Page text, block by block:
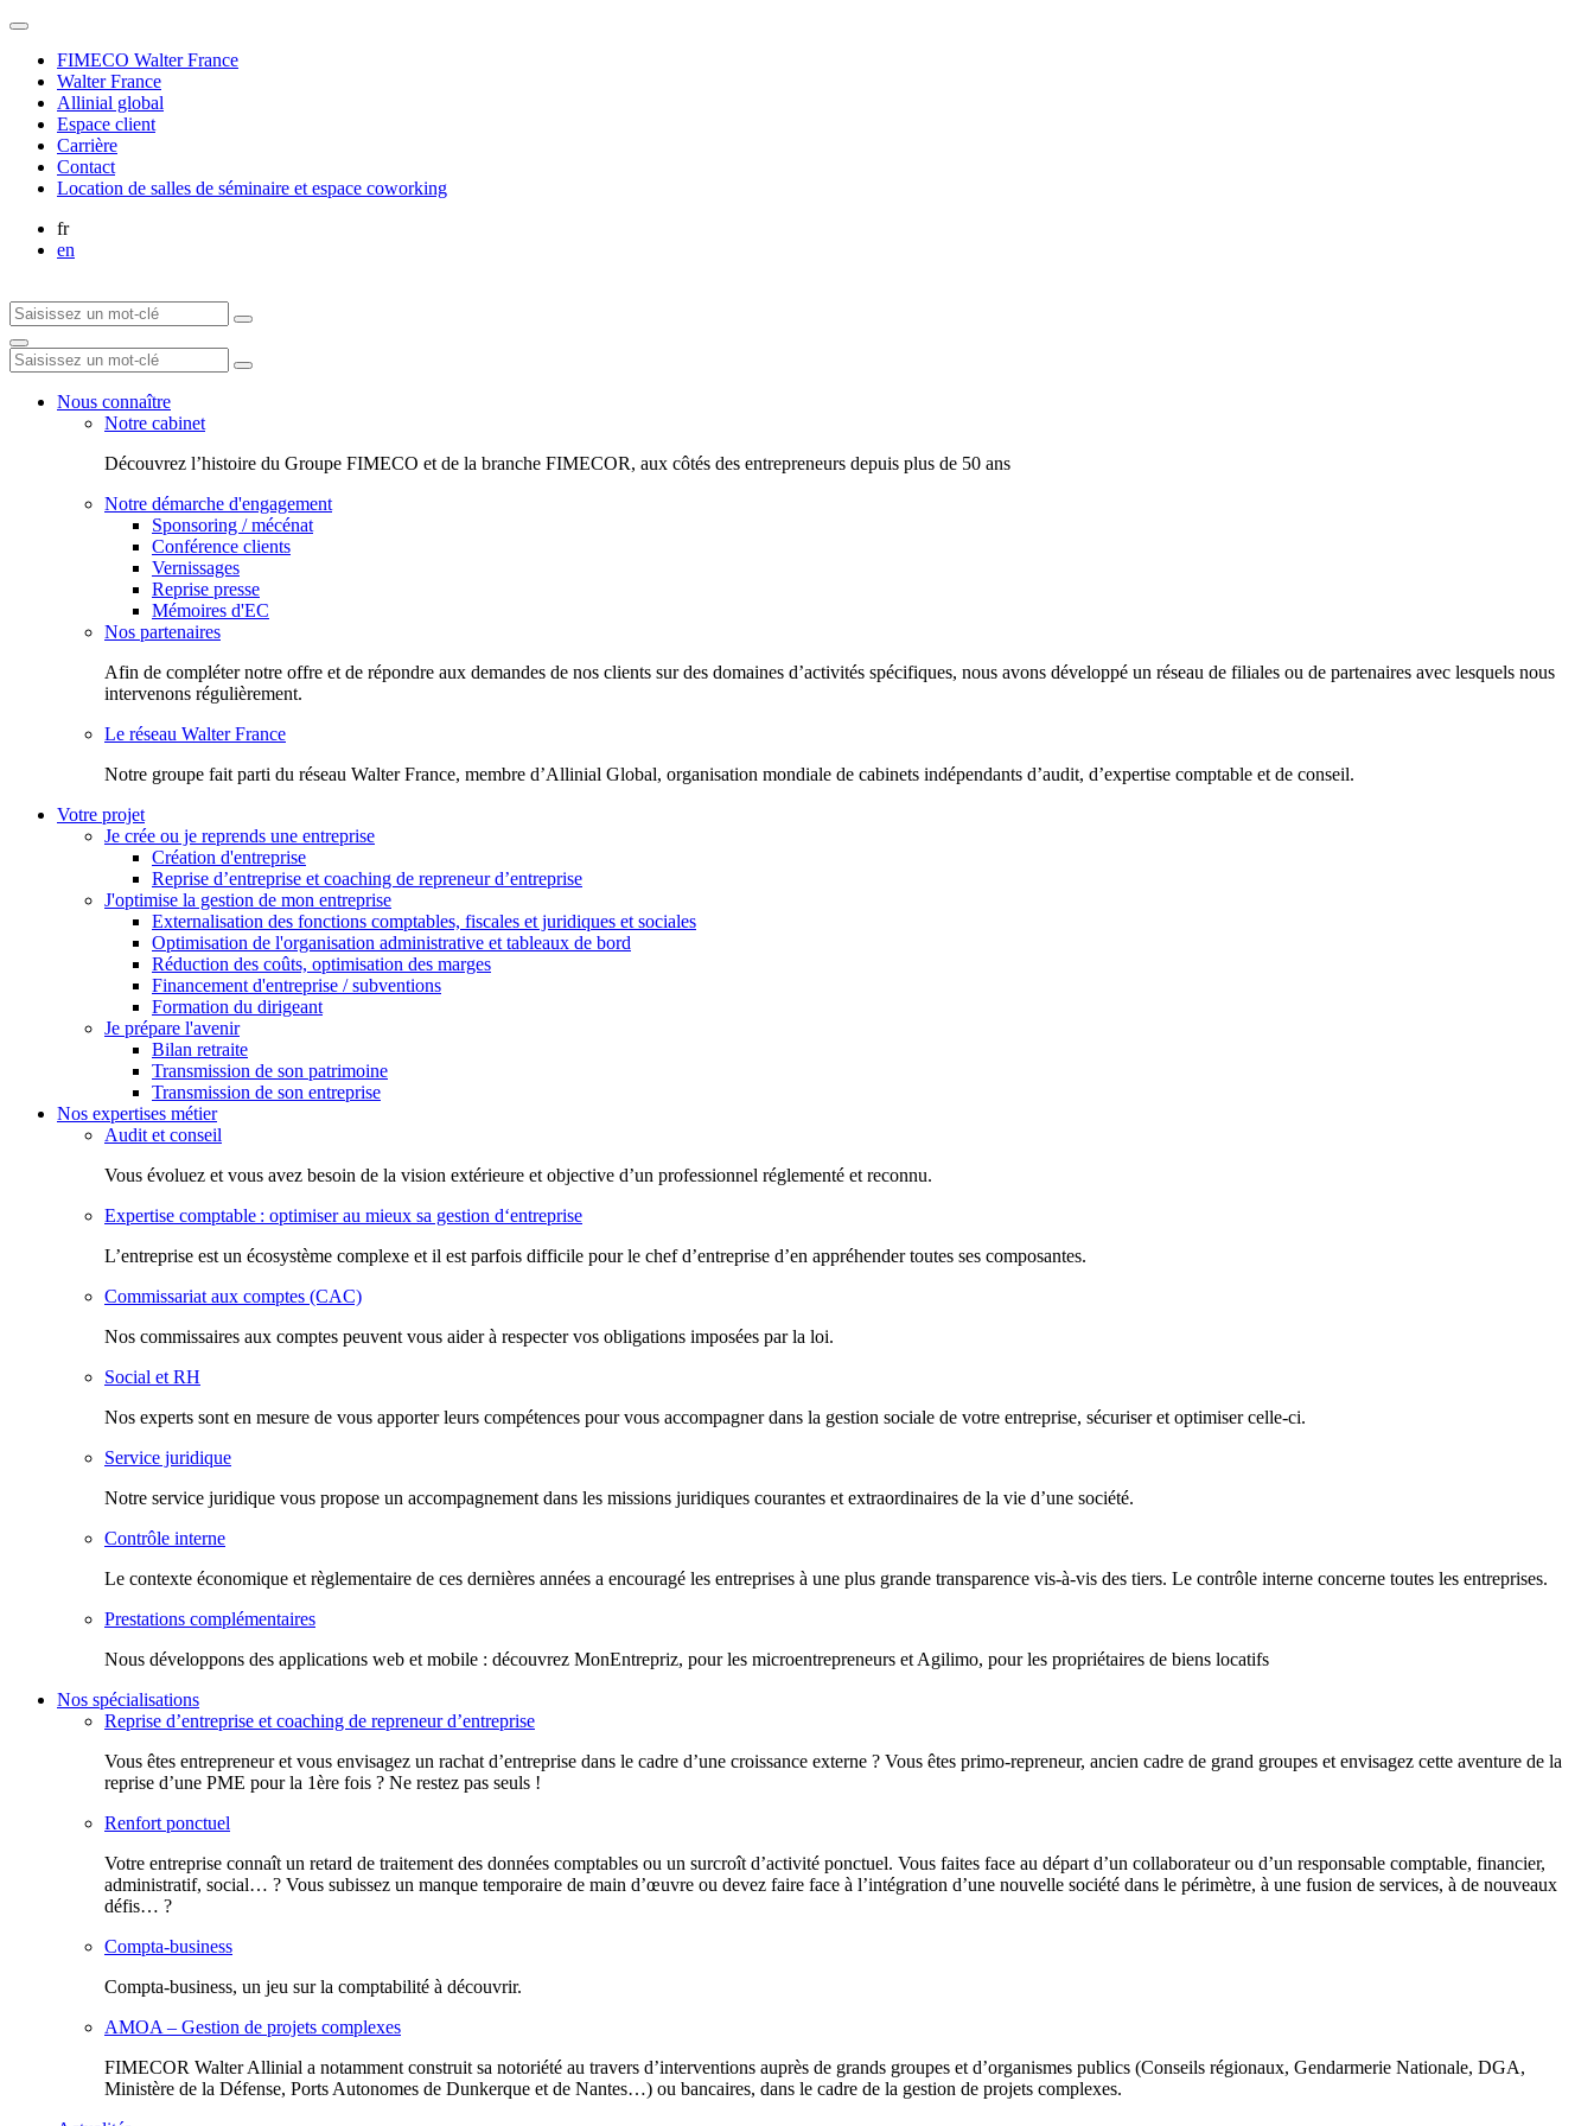
FIMECO Walter France
Walter France
Allinial global
Espace client
Carrière
Contact
Location de salles de séminaire et espace coworking
fr
en
Nous connaître
Notre cabinet
Découvrez l’histoire du Groupe FIMECO et de la branche FIMECOR, aux côtés des entrepreneurs depuis plus de 50 ans
Notre démarche d'engagement
Sponsoring / mécénat
Conférence clients
Vernissages
Reprise presse
Mémoires d'EC
Nos partenaires
Afin de compléter notre offre et de répondre aux demandes de nos clients sur des domaines d’activités spécifiques, nous avons développé un réseau de filiales ou de partenaires avec lesquels nous
intervenons régulièrement.
Le réseau Walter France
Notr​e groupe fait parti du réseau Walter France, membre d’Allinial Global, organisation mondiale de cabinets indépendants d’audit, d’expertise comptable et de conseil.
Votre projet
Je crée ou je reprends une entreprise
Création d'entreprise
Reprise d’entreprise et coaching de repreneur d’entreprise
J'optimise la gestion de mon entreprise
Externalisation des fonctions comptables, fiscales et juridiques et sociales
Optimisation de l'organisation administrative et tableaux de bord
Réduction des coûts, optimisation des marges
Financement d'entreprise / subventions
Formation du dirigeant
Je prépare l'avenir
Bilan retraite
Transmission de son patrimoine
Transmission de son entreprise
Nos expertises métier
Audit et conseil
Vous évoluez et vous avez besoin de la vision extérieure et objective d’un professionnel réglementé et reconnu.
Expertise comptable : optimiser au mieux sa gestion d‘entreprise
L’entreprise est un écosystème complexe et il est parfois difficile pour le chef d’entreprise d’en appréhender toutes ses composantes.
Commissariat aux comptes (CAC)
Nos commissaires aux comptes peuvent vous aider à respecter vos obligations imposées par la loi.
Social et RH
Nos experts sont en mesure de vous apporter leurs compétences pour vous accompagner dans la gestion sociale de votre entreprise, sécuriser et optimiser celle-ci.
Service juridique
Notre service juridique vous propose un accompagnement dans les missions juridiques courantes et extraordinaires de la vie d’une société.
Contrôle interne
Le contexte économique et règlementaire de ces dernières années a encouragé les entreprises à une plus grande transparence vis-à-vis des tiers. Le contrôle interne concerne toutes les entreprises.
Prestations complémentaires
Nous développons des applications web et mobile : découvrez MonEntrepriz, pour les microentrepreneurs et Agilimo, pour les propriétaires de biens locatifs
Nos spécialisations
Reprise d’entreprise et coaching de repreneur d’entreprise
Vous êtes entrepreneur et vous envisagez un rachat d’entreprise dans le cadre d’une croissance externe ? Vous êtes primo-repreneur, ancien cadre de grand groupes et envisagez cette aventure de la
reprise d’une PME pour la 1ère fois ? Ne restez pas seuls !
Renfort ponctuel
Votre entreprise connaît un retard de traitement des données comptables ou un surcroît d’activité ponctuel. Vous faites face au départ d’un collaborateur ou d’un responsable comptable, financier,
administratif, social… ? Vous subissez un manque temporaire de main d’œuvre ou devez faire face à l’intégration d’une nouvelle société dans le périmètre, à une fusion de services, à de nouveaux
défis… ?
Compta-business
Compta-business, un jeu sur la comptabilité à découvrir.
AMOA – Gestion de projets complexes
FIMECOR Walter Allinial a notamment construit sa notoriété au travers d’interventions auprès de grands groupes et d’organismes publics (Conseils régionaux, Gendarmerie Nationale, DGA,
Ministère de la Défense, Ports Autonomes de Dunkerque et de Nantes…) ou bancaires, dans le cadre de la gestion de projets complexes.